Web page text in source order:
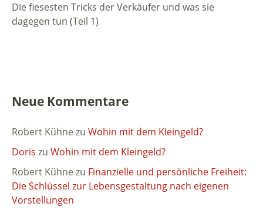
Die fiesesten Tricks der Verkäufer und was sie
dagegen tun (Teil 1)
Neue Kommentare
Robert Kühnezu Wohin mit dem Kleingeld?
Doris zu Wohin mit dem Kleingeld?
Robert Kühnezu Finanzielle und persönliche Freiheit:
Die Schlüssel zur Lebensgestaltung nach eigenen
Vorstellungen